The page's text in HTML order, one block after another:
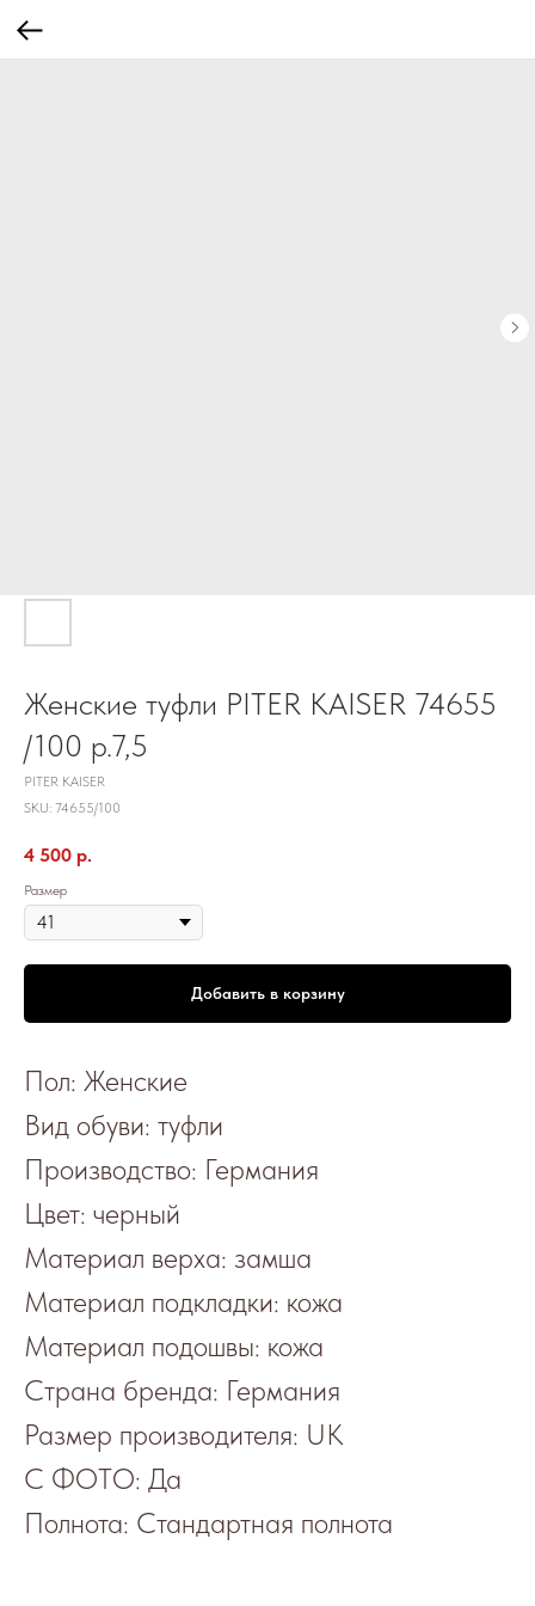
Женские туфли PITER KAISER 74655
/100 р.7,5
PITER KAISER
SKU: 74655/100
4 500 р.
Размер
Добавить в корзину
Пол: Женские
Вид обуви: туфли
Производство: Германия
Цвет: черный
Материал верха: замша
Материал подкладки: кожа
Материал подошвы: кожа
Страна бренда: Германия
Размер производителя: UK
С ФОТО: Да
Полнота: Стандартная полнота